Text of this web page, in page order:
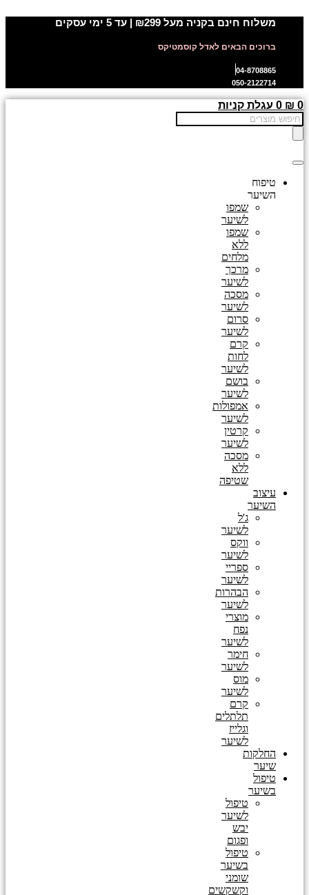
משלוח חינם בקניה מעל ₪299 | עד 5 ימי עסקים
ברוכים הבאים לאדל קוסמטיקס
04-8708865
050-2122714
₪ 0
0 עגלת קניות
Products
search
טיפוח
השיער
שמפו
לשיער
שמפו
ללא
מלחים
מרכך
לשיער
מסכה
לשיער
סרום
לשיער
קרם
לחות
לשיער
בושם
לשיער
אמפולות
לשיער
קרטין
לשיער
מסכה
ללא
שטיפה
עיצוב
השיער
ג'ל
לשיער
ווקס
לשיער
ספריי
לשיער
הבהרות
לשיער
מוצרי
נפח
לשיער
חימר
לשיער
מוס
לשיער
קרם
תלתלים
וגלייז
לשיער
החלקות
שיער
טיפול
בשיער
טיפול
לשיער
יבש
ופגום
טיפול
בשיער
שומני
וקשקשים